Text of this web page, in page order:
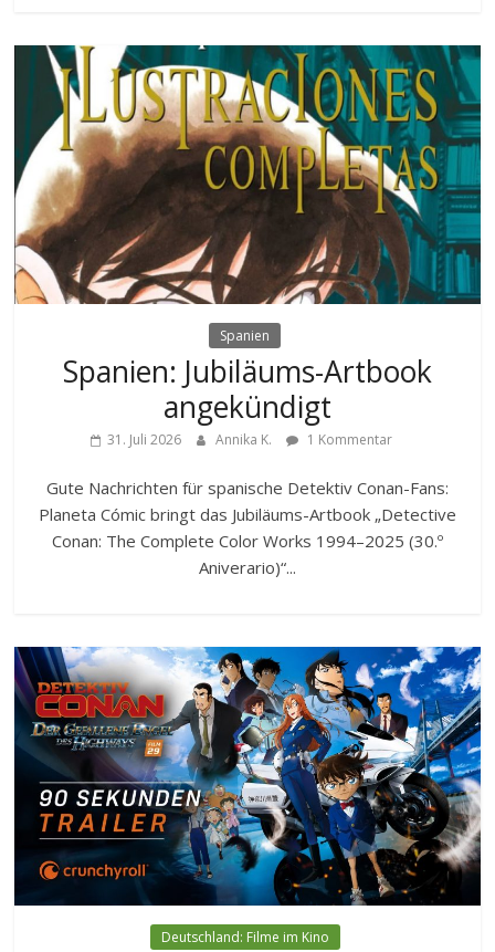
Spanien
Spanien: Jubiläums-Artbook
angekündigt
31. Juli 2026 Annika K. 1 Kommentar
Gute Nachrichten für spanische Detektiv Conan-Fans:
Planeta Cómic bringt das Jubiläums-Artbook „Detective
Conan: The Complete Color Works 1994–2025 (30.º
Aniverario)“...
Deutschland: Filme im Kino